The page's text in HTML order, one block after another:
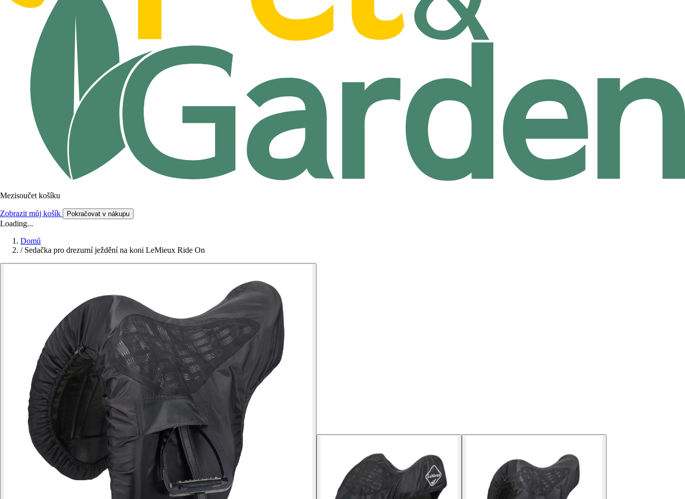
Mezisoučet košíku
Zobrazit můj košík Pokračovat v nákupu
Loading...
Domů
/ Sedačka pro drezurní ježdění na koni LeMieux Ride On